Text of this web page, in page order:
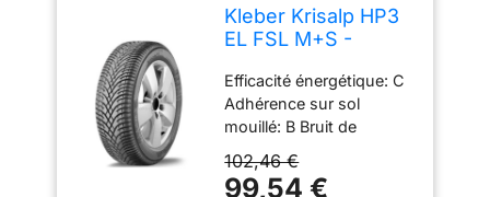
Kleber Krisalp HP3
EL FSL M+S -
Pneu Neige
Efficacité énergétique: C
Adhérence sur sol
mouillé: B Bruit de
roulement: 69 db
Caractéristiques
102,46 €
99,54 €